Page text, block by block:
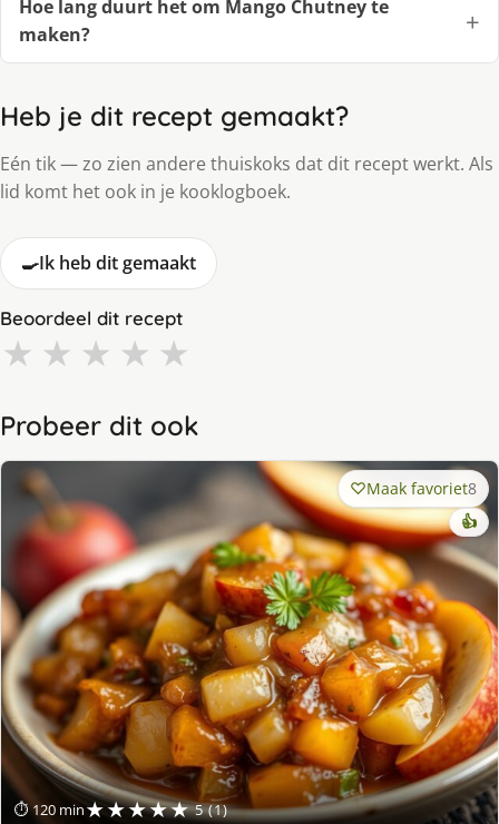
Hoe lang duurt het om Mango Chutney te
maken?
Heb je dit recept gemaakt?
Eén tik — zo zien andere thuiskoks dat dit recept werkt. Als
lid komt het ook in je kooklogboek.
🍳Ik heb dit gemaakt
Beoordeel dit recept
★ ★ ★ ★ ★
Probeer dit ook
⏱ 120 min★★★★★ 5 (1)
Maak favoriet8
👍